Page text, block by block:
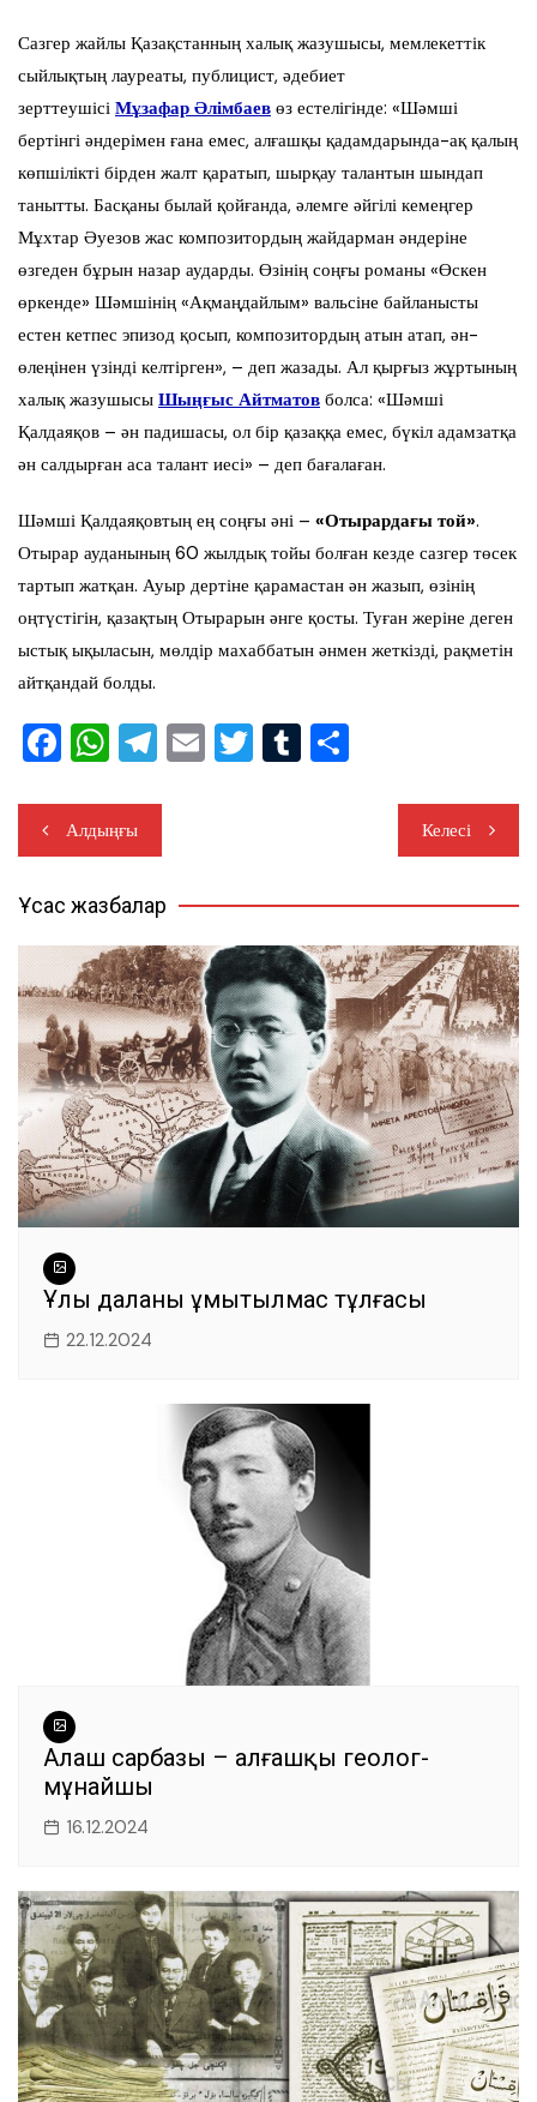
Сазгер жайлы Қазақстанның халық жазушысы, мемлекеттік
сыйлықтың лауреаты, публицист, әдебиет
зерттеушісі Мұзафар Әлімбаев өз естелігінде: «Шәмші
бертінгі әндерімен ғана емес, алғашқы қадамдарында-ақ қалың
көпшілікті бірден жалт қаратып, шырқау талантын шын­дап
танытты. Басқаны былай қойғанда, әлемге әйгілі кемеңгер
Мұх­тар Әуезов жас композитордың жайдарман әндеріне
өзгеден бұрын назар аударды. Өзінің соңғы романы «Өскен
өркенде» Шәм­шінің «Ақмаңдайлым» вальсіне байланысты
естен кетпес эпизод қосып, композитордың атын атап, ән-
өлеңінен үзінді келтірген», – деп жазады. Ал қырғыз жұртының
халық жазушысы Шыңғыс Айтматов болса: «Шәмші
Қалдаяқов – ән падишасы, ол бір қазаққа емес, бүкіл адам­затқа
ән салдырған аса талант иесі» – деп бағалаған.
Шәмші Қалдаяқовтың ең соңғы әні – «Отырардағы той».
Отырар ауданының 60 жылдық тойы болған кезде сазгер төсек
тартып жатқан. Ауыр дертіне қарамастан ән жазып, өзінің
оңтүстігін, қазақтың Отырарын әнге қосты. Туған жеріне деген
ыстық ықыласын, мөлдір махаббатын әнмен жеткізді, рақметін
айтқандай болды.
F
c
e
b
o
o
k
W
at
s
A
p
p
T
e
gr
a
m
E T T
r
Жазба
навигациясы
Алдыңғы Келесі
Ұқсас жазбалар
Ұлы даланың ұмытылмас тұлғасы
22.12.2024
Алаш сарбазы – алғашқы геолог-
мұнайшы
16.12.2024